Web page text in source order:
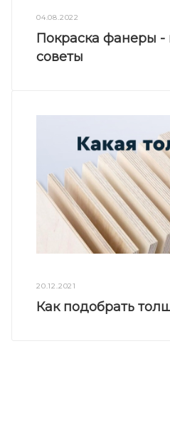
04.08.2022
Покраска фанеры -
советы
20.12.2021
Как подобрать